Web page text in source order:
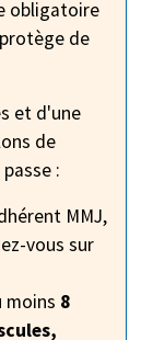
obligatoire
de
et d'une
de
:
MMJ,
vous sur
moins 8